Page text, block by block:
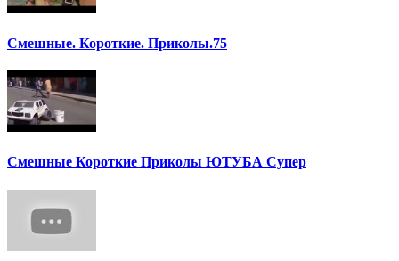
Смешные. Короткие. Приколы.75
Смешные Короткие Приколы ЮТУБА Супер